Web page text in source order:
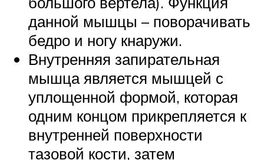
данной мышцы – поворачивать
бедро и ногу кнаружи.
Внутренняя запирательная
мышца является мышцей с
уплощенной формой, которая
одним концом прикрепляется к
внутренней поверхности
тазовой кости, затем